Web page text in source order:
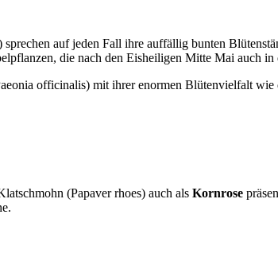
sprechen auf jeden Fall ihre auffällig bunten
die nach den Eisheiligen Mitte Mai auch
officinalis) mit ihrer enormen Blütenvielfalt
(Papaver rhoes) auch als Kornrose